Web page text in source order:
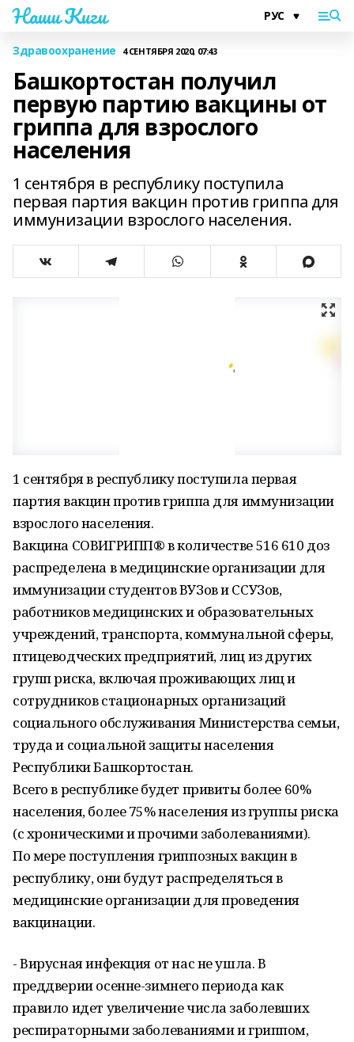
Наши Киги
Здравоохранение 4 СЕНТЯБРЯ 2020, 07:43
Башкортостан получил
первую партию вакцины от
гриппа для взрослого
населения
1 сентября в республику поступила
первая партия вакцин против гриппа для
иммунизации взрослого населения.
1 сентября в республику поступила первая
партия вакцин против гриппа для иммунизации
взрослого населения.
Вакцина СОВИГРИПП® в количестве 516 610 доз
распределена в медицинские организации для
иммунизации студентов ВУЗов и ССУЗов,
работников медицинских и образовательных
учреждений, транспорта, коммунальной сферы,
птицеводческих предприятий, лиц из других
групп риска, включая проживающих лиц и
сотрудников стационарных организаций
социального обслуживания Министерства семьи,
труда и социальной защиты населения
Республики Башкортостан.
Всего в республике будет привиты более 60%
населения, более 75% населения из группы риска
(с хроническими и прочими заболеваниями).
По мере поступления гриппозных вакцин в
республику, они будут распределяться в
медицинские организации для проведения
вакцинации.
- Вирусная инфекция от нас не ушла. В
преддверии осенне-зимнего периода как
правило идет увеличение числа заболевших
респираторными заболеваниями и гриппом,